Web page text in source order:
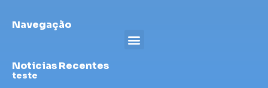
Navegação
Noticias Recentes
teste